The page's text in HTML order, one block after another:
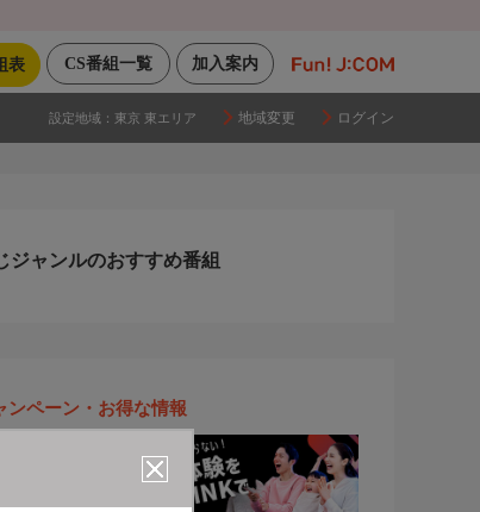
加入案内
CS番組一覧
表
設定地域： 東京 東エリア 地域変更 ログイン
ジャンルのおすすめ番組
ンペーン・お得な情報